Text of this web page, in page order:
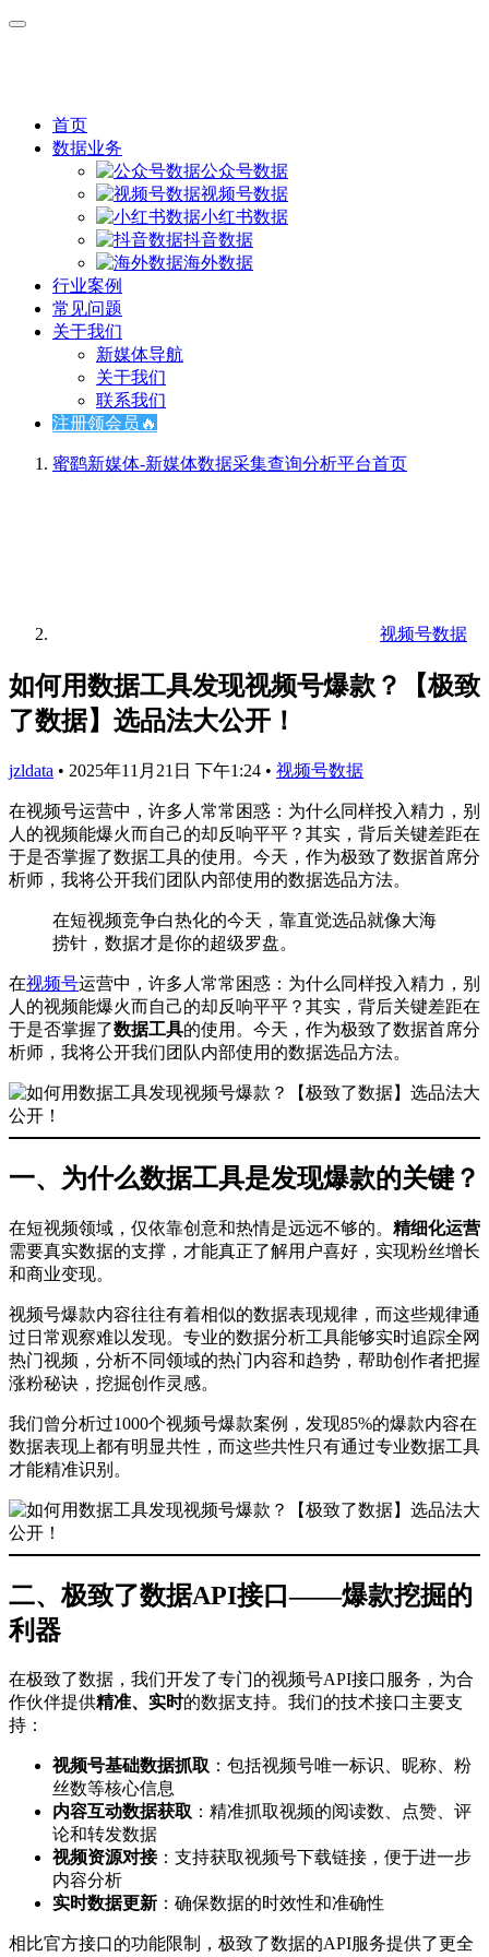
首页
数据业务
公众号数据
视频号数据
小红书数据
抖音数据
海外数据
行业案例
常见问题
关于我们
新媒体导航
关于我们
联系我们
注册领会员🔥
蜜鹞新媒体-新媒体数据采集查询分析平台首页
视频号数据
如何用数据工具发现视频号爆款？【极致
了数据】选品法大公开！
jzldata • 2025年11月21日 下午1:24 • 视频号数据
在视频号运营中，许多人常常困惑：为什么同样投入精力，别
人的视频能爆火而自己的却反响平平？其实，背后关键差距在
于是否掌握了数据工具的使用。今天，作为极致了数据首席分
析师，我将公开我们团队内部使用的数据选品方法。
在短视频竞争白热化的今天，靠直觉选品就像大海
捞针，数据才是你的超级罗盘。
在视频号运营中，许多人常常困惑：为什么同样投入精力，别
人的视频能爆火而自己的却反响平平？其实，背后关键差距在
于是否掌握了数据工具的使用。今天，作为极致了数据首席分
析师，我将公开我们团队内部使用的数据选品方法。
一、为什么数据工具是发现爆款的关键？
在短视频领域，仅依靠创意和热情是远远不够的。 精细化运营
需要真实数据的支撑，才能真正了解用户喜好，实现粉丝增长
和商业变现。
视频号爆款内容往往有着相似的数据表现规律，而这些规律通
过日常观察难以发现。专业的数据分析工具能够实时追踪全网
热门视频，分析不同领域的热门内容和趋势，帮助创作者把握
涨粉秘诀，挖掘创作灵感。
我们曾分析过1000个视频号爆款案例，发现85%的爆款内容在
数据表现上都有明显共性，而这些共性只有通过专业数据工具
才能精准识别。
二、极致了数据API接口——爆款挖掘的
利器
在极致了数据，我们开发了专门的视频号API接口服务，为合
作伙伴提供精准、实时的数据支持。我们的技术接口主要支
持：
视频号基础数据抓取 ：包括视频号唯一标识、昵称、粉
丝数等核心信息
内容互动数据获取 ：精准抓取视频的阅读数、点赞、评
论和转发数据
视频资源对接：支持获取视频号下载链接，便于进一步
内容分析
实时数据更新 ：确保数据的时效性和准确性
相比官方接口的功能限制，极致了数据的API服务提供了更全